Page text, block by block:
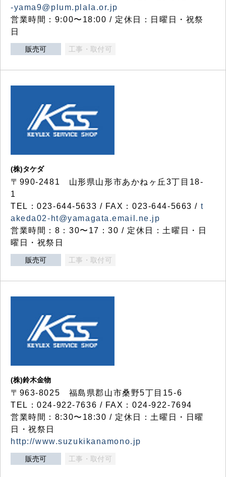
-yama9@plum.plala.or.jp
営業時間：9:00〜18:00 / 定休日：日曜日・祝祭
日
販売可 工事・取付可
(株)タケダ
〒990-2481 山形県山形市あかねヶ丘3丁目18-
1
TEL：023-644-5633 / FAX：023-644-5663 / t
akeda02-ht@yamagata.email.ne.jp
営業時間：8：30〜17：30 / 定休日：土曜日・日
曜日・祝祭日
販売可 工事・取付可
(株)鈴木金物
〒963-8025 福島県郡山市桑野5丁目15-6
TEL：024-922-7636 / FAX：024-922-7694
営業時間：8:30〜18:30 / 定休日：土曜日・日曜
日・祝祭日
http://www.suzukikanamono.jp
販売可 工事・取付可